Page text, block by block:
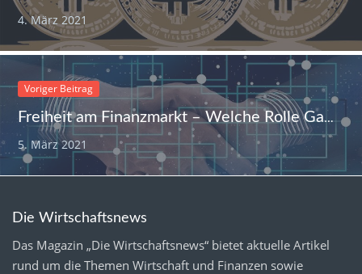
4. März 2021
Voriger Beitrag
Freiheit am Finanzmarkt – Welche Rolle GameStop, WallStreetBets 2.0 und DeFi spielen
5. März 2021
Die Wirtschaftsnews
Das Magazin „Die Wirtschaftsnews“ bietet aktuelle Artikel
rund um die Themen Wirtschaft und Finanzen sowie